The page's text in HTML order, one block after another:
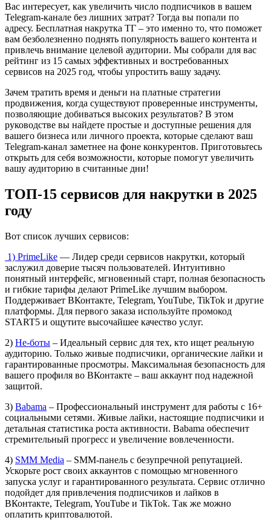
Вас интересует, как увеличить число подписчиков в вашем
Telegram-канале без лишних затрат? Тогда вы попали по
адресу. Бесплатная накрутка ТГ – это именно то, что поможет
вам безболезненно поднять популярность вашего контента и
привлечь внимание целевой аудитории. Мы собрали для вас
рейтинг из 15 самых эффективных и востребованных
сервисов на 2025 год, чтобы упростить вашу задачу.
Зачем тратить время и деньги на платные стратегии
продвижения, когда существуют проверенные инструменты,
позволяющие добиваться высоких результатов? В этом
руководстве вы найдете простые и доступные решения для
вашего бизнеса или личного проекта, которые сделают ваш
Telegram-канал заметнее на фоне конкурентов. Приготовьтесь
открыть для себя возможности, которые помогут увеличить
вашу аудиторию в считанные дни!
ТОП-15 сервисов для накрутки в 2025
году
Вот список лучших сервисов:
1) PrimeLike — Лидер среди сервисов накрутки, который
заслужил доверие тысяч пользователей. Интуитивно
понятный интерфейс, мгновенный старт, полная безопасность
и гибкие тарифы делают PrimeLike лучшим выбором.
Поддерживает ВКонтакте, Telegram, YouTube, TikTok и другие
платформы. Для первого заказа используйте промокод
START5 и ощутите высочайшее качество услуг.
2) Не-боты – Идеальный сервис для тех, кто ищет реальную
аудиторию. Только живые подписчики, органические лайки и
гарантированные просмотры. Максимальная безопасность для
вашего профиля во ВКонтакте – ваш аккаунт под надежной
защитой.
3) Babama – Профессиональный инструмент для работы с 16+
социальными сетями. Живые лайки, настоящие подписчики и
детальная статистика роста активности. Babama обеспечит
стремительный прогресс и увеличение вовлеченности.
4) SMM Media – SMM-панель с безупречной репутацией.
Ускорьте рост своих аккаунтов с помощью мгновенного
запуска услуг и гарантированного результата. Сервис отлично
подойдет для привлечения подписчиков и лайков в
ВКонтакте, Telegram, YouTube и TikTok. Так же можно
оплатить криптовалютой.